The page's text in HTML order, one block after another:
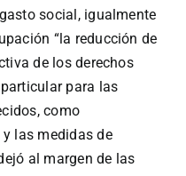
social, igualmente
“la reducción de
de los derechos
para las
como
las medidas de
al margen de las